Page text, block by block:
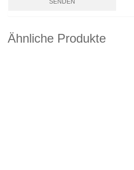
Ähnliche Produkte